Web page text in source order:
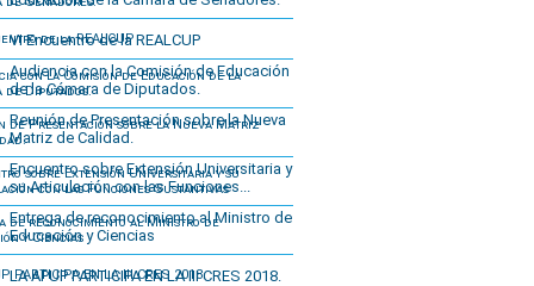
VI Encuentro de la REALCUP
Audiencia con la Comisión de Educación
de la Cámara de Diputados.
Reunión de Presentación sobre la Nueva
Matriz de Calidad.
Encuentro sobre Extensión Universitaria y
su Articulación con las Funciones...
Entrega de reconocimiento al Ministro de
Educación y Ciencias
LA APUP PARTICIPA EN LA III CRES 2018.